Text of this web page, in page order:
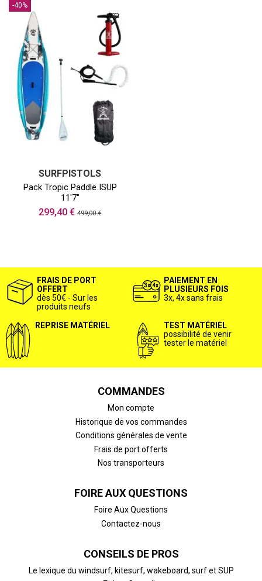
-40%
SURFPISTOLS
Pack Tropic Paddle ISUP
11'7"
299,40 €499,00 €
FRAIS DE PORT
OFFERT
dès 50€ - Sur les
produits neufs
PAIEMENT EN
PLUSIEURS FOIS
3x, 4x sans frais
REPRISE MATÉRIEL
TEST MATÉRIEL
possibilité de venir
tester le matériel
COMMANDES
Mon compte
Historique de vos commandes
Conditions générales de vente
Frais de port offerts
Nos transporteurs
FOIRE AUX QUESTIONS
Foire Aux Questions
Contactez-nous
CONSEILS DE PROS
Le lexique du windsurf, kitesurf, wakeboard, surf et SUP